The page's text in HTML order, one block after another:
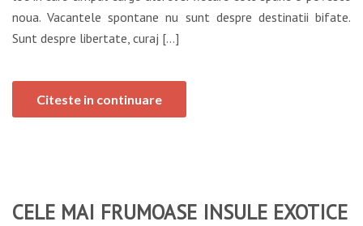
noua. Vacantele spontane nu sunt despre destinatii bifate.
Sunt despre libertate, curaj […]
Citeste in continuare
CELE MAI FRUMOASE INSULE EXOTICE